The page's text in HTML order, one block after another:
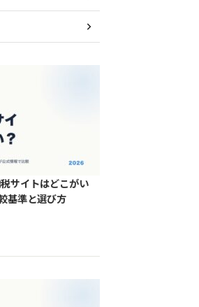
サイトはどこがい
基準と選び方